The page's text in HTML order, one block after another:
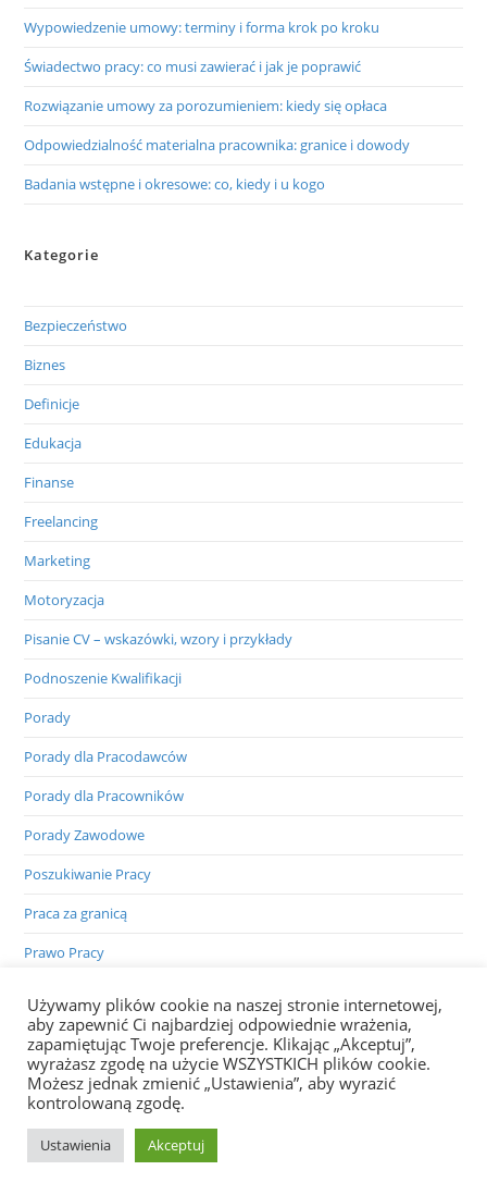
Wypowiedzenie umowy: terminy i forma krok po kroku
Świadectwo pracy: co musi zawierać i jak je poprawić
Rozwiązanie umowy za porozumieniem: kiedy się opłaca
Odpowiedzialność materialna pracownika: granice i dowody
Badania wstępne i okresowe: co, kiedy i u kogo
Kategorie
Bezpieczeństwo
Biznes
Definicje
Edukacja
Finanse
Freelancing
Marketing
Motoryzacja
Pisanie CV – wskazówki, wzory i przykłady
Podnoszenie Kwalifikacji
Porady
Porady dla Pracodawców
Porady dla Pracowników
Porady Zawodowe
Poszukiwanie Pracy
Praca za granicą
Prawo Pracy
Rachunkowość
Rynek pracy
Słowniczek pojęć
Turystyka
Używamy plików cookie na naszej stronie internetowej,
aby zapewnić Ci najbardziej odpowiednie wrażenia,
zapamiętując Twoje preferencje. Klikając „Akceptuj”,
wyrażasz zgodę na użycie WSZYSTKICH plików cookie.
Możesz jednak zmienić „Ustawienia”, aby wyrazić
kontrolowaną zgodę.
Ustawienia Akceptuj